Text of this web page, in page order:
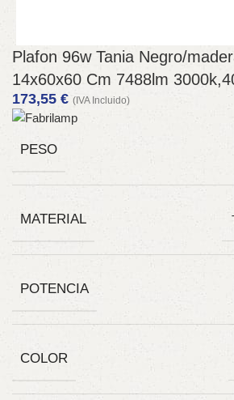
Plafon 96w Tania Negro/
14x60x60 Cm 7488lm
173,55 € (IVA Incluido)
PESO
MATERIAL
POTENCIA
COLOR